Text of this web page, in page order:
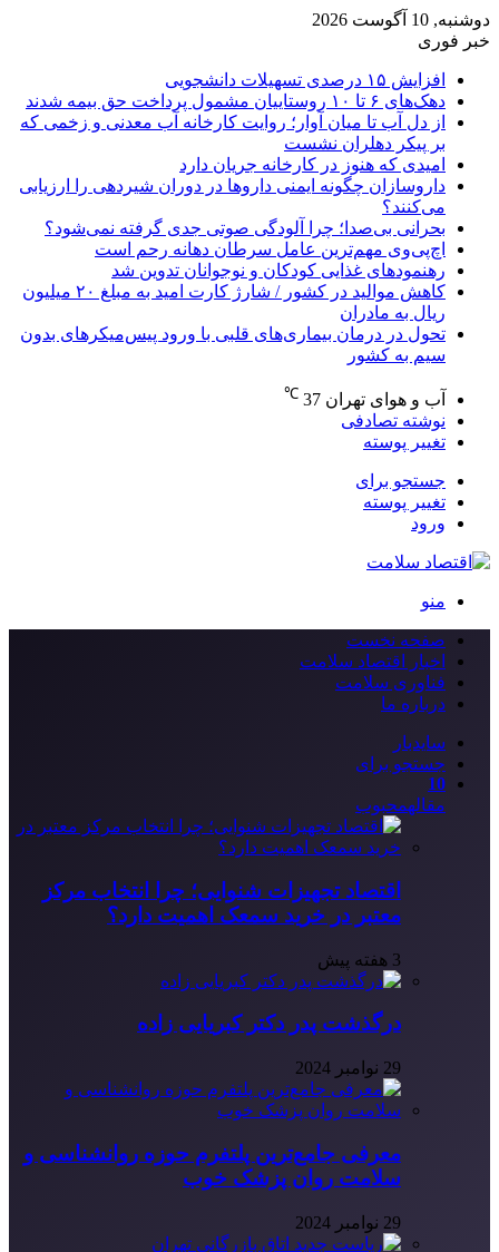
دوشنبه, 10 آگوست 2026
خبر فوری
افزایش ۱۵ درصدی تسهیلات دانشجویی
دهک‌های ۶ تا ۱۰ روستاییان مشمول پرداخت حق بیمه شدند
از دل آب تا میان آوار؛ روایت کارخانه آب معدنی و زخمی که
بر پیکر دهلران نشست
امیدی که هنوز در کارخانه جریان دارد
داروسازان چگونه ایمنی داروها در دوران شیردهی را ارزیابی
می‌کنند؟
بحرانی بی‌صدا؛ چرا آلودگی صوتی جدی گرفته نمی‌شود؟
اچ‌پی‌وی مهم‌ترین عامل سرطان دهانه رحم است
رهنمودهای غذایی کودکان و نوجوانان تدوین شد
کاهش موالید در کشور / شارژ کارت امید به مبلغ ۲۰ میلیون
ریال به مادران
تحول در درمان بیماری‌های قلبی با ورود پیس‌میکرهای بدون
سیم به کشور
آب و هوای تهران 37
℃
نوشته تصادفی
تغییر پوسته
جستجو برای
تغییر پوسته
ورود
منو
صفحه نخست
اخبار اقتصاد سلامت
فناوری سلامت
درباره ما
سایدبار
جستجو برای
10
مقالهمحبوب
اقتصاد تجهیزات شنوایی؛ چرا انتخاب مرکز
معتبر در خرید سمعک اهمیت دارد؟
3 هفته پیش
درگذشت پدر دکتر کبریایی زاده
29 نوامبر 2024
معرفی جامع‌ترین پلتفرم حوزه روانشناسی و
سلامت روان پزشک خوب
29 نوامبر 2024